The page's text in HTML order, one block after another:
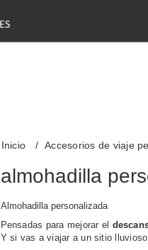
Inicio Accesorios de viaje
almohadilla
Almohadilla personalizada
Pensadas para mejorar el
Y si vas a viajar a un sitio